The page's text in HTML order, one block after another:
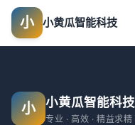
小 小黄瓜智能科技
小 小黄瓜智能科技
专业 · 高效 · 精益求精